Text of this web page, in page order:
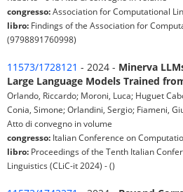
congresso:Association for Computational
libro: Findings of the Association for
(9798891760998)
11573/1728121 - 2024 - Minerva
Large Language Models Trained
Orlando, Riccardo; Moroni, Luca; Huguet
Conia, Simone; Orlandini, Sergio; Fiameni,
Atto di convegno in volume
congresso: Italian Conference on
libro: Proceedings of the Tenth Italian
Linguistics (CLiC-it 2024) - ()